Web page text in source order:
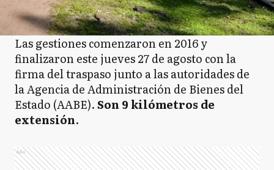
Las gestiones comenzaron en 2016 y
finalizaron este jueves 27 de agosto con la
firma del traspaso junto a las autoridades de
la Agencia de Administración de Bienes del
Estado (AABE).Son 9 kilómetros de
extensión.
Ads